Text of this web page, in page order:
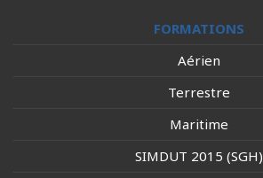
FORMATIONS
Aérien
Terrestre
Maritime
SIMDUT 2015 (SGH)